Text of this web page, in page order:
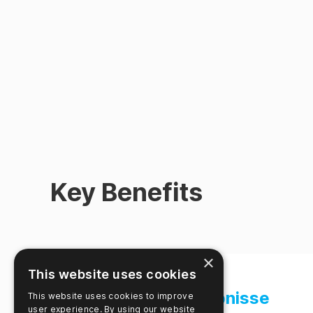
Key Benefits
Schnelle Ergebnisse
×
This website uses cookies
This website uses cookies to improve
user experience. By using our website